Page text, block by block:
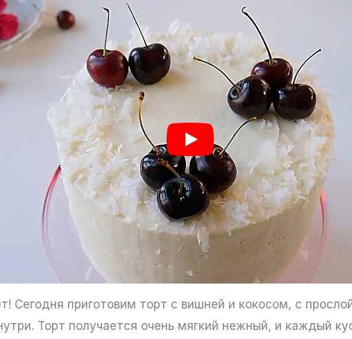
Сегодня приготовим торт с вишней и кокосом, с
Торт получается очень мягкий нежный, и каждый